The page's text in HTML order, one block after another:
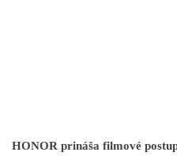
HONOR prináša filmové